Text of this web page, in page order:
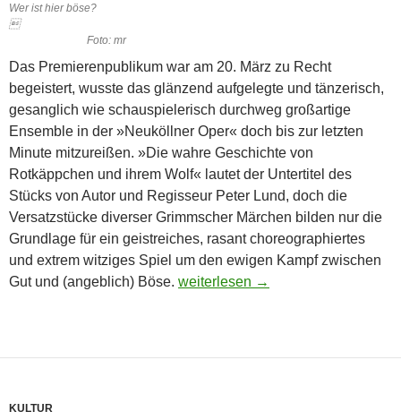
Wer ist hier böse?

Foto: mr
Das Premierenpublikum war am 20. März zu Recht
begeistert, wusste das glänzend aufgelegte und tänzerisch,
gesanglich wie schauspielerisch durchweg großartige
Ensemble in der »Neuköllner Oper« doch bis zur letzten
Minute mitzureißen. »Die wahre Geschichte von
Rotkäppchen und ihrem Wolf« lautet der Untertitel des
Stücks von Autor und Regisseur Peter Lund, doch die
Versatzstücke diverser Grimmscher Märchen bilden nur die
Grundlage für ein geistreiches, rasant choreographiertes
und extrem witziges Spiel um den ewigen Kampf zwischen
Gut und (angeblich) Böse. Der Wolf und das Rotkäppchen
weiterlesen →
KULTUR